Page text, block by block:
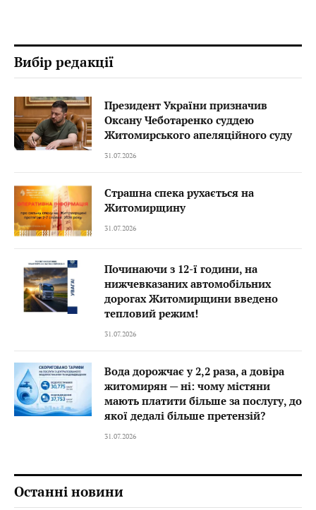
Вибір редакції
Президент України призначив
Оксану Чеботаренко суддею
Житомирського апеляційного суду
31.07.2026
Страшна спека рухається на
Житомирщину
31.07.2026
Починаючи з 12-ї години, на
нижчевказаних автомобільних
дорогах Житомирщини введено
тепловий режим!
31.07.2026
Вода дорожчає у 2,2 раза, а довіра
житомирян — ні: чому містяни
мають платити більше за послугу, до
якої дедалі більше претензій?
31.07.2026
Останні новини